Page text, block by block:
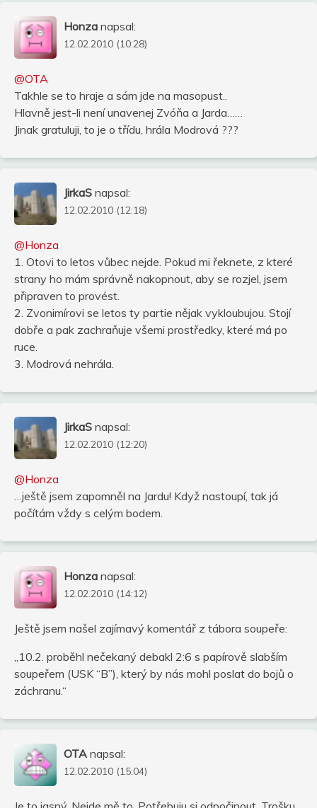
Honza napsal:
12.02.2010 (10:28)
@OTA
Takhle se to hraje a sám jde na masopust..
Hlavně jest-li není unavenej Zvóňa a Jarda……
Jinak gratuluji, to je o třídu, hrála Modrová ???
JirkaS napsal:
12.02.2010 (12:18)
@Honza
1. Otovi to letos vůbec nejde. Pokud mi řeknete, z které
strany ho mám správně nakopnout, aby se rozjel, jsem
připraven to provést.
2. Zvonimírovi se letos ty partie nějak vykloubujou. Stojí
dobře a pak zachraňuje všemi prostředky, které má po
ruce.
3. Modrová nehrála.
JirkaS napsal:
12.02.2010 (12:20)
@Honza
…ještě jsem zapomněl na Jardu! Když nastoupí, tak já
počítám vždy s celým bodem.
Honza napsal:
12.02.2010 (14:12)
Ještě jsem našel zajímavý komentář z tábora soupeře:
„10.2. proběhl nečekaný debakl 2:6 s papírově slabším
soupeřem (USK “B”), který by nás mohl poslat do bojů o
záchranu.“
OTA napsal:
12.02.2010 (15:04)